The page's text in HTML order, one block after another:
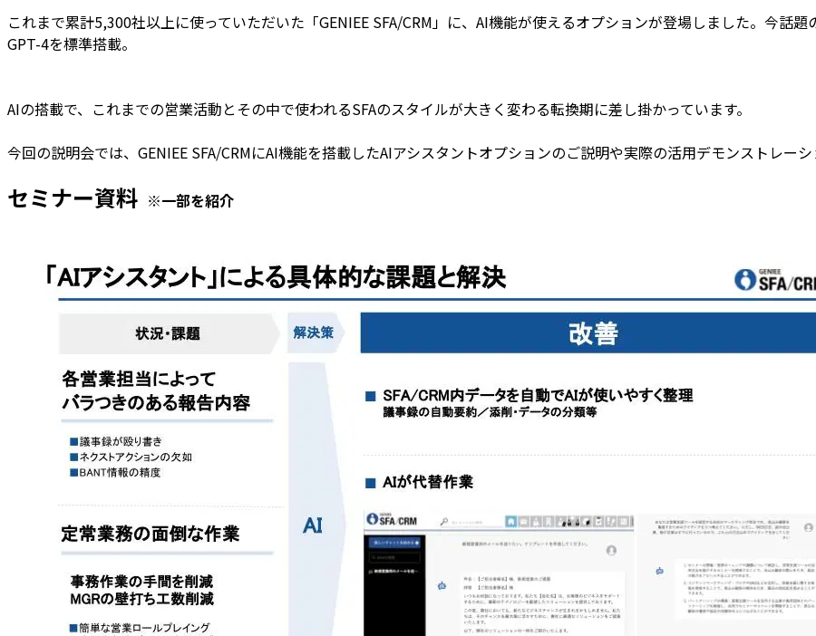
これまで累計5,300社以上に使っていただいた「GENIEE SFA/CRM」に、AI機能が使えるオプションが登場しました。今話
GPT-4を標準搭載。
AIの搭載で、これまでの営業活動とその中で使われるSFAのスタイルが大きく変わる転換期に差し掛かっています。
今回の説明会では、GENIEE SFA/CRMにAI機能を搭載したAIアシスタントオプションのご説明や実際の活用デモンストレーシ
セミナー資料 ※一部を紹介